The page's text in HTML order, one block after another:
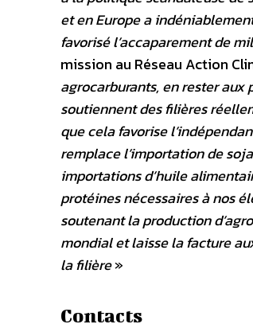
et en Europe a
favorisé l’accaparement de
mission au Réseau Action
agrocarburants, en rester
soutiennent des filières
que cela favorise
remplace l’importation de
importations d’huile
protéines nécessaires à nos
soutenant la production
mondial et laisse la facture
la filière»
Contacts